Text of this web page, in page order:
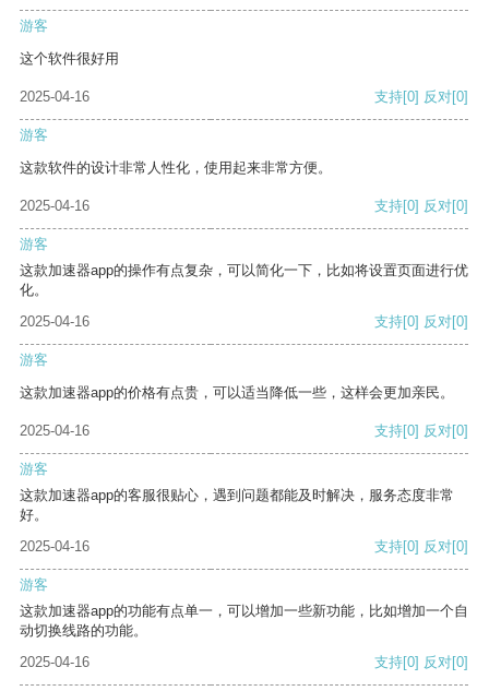
游客
这个软件很好用
2025-04-16 支持[0] 反对[0]
游客
这款软件的设计非常人性化，使用起来非常方便。
2025-04-16 支持[0] 反对[0]
游客
这款加速器app的操作有点复杂，可以简化一下，比如将设置页面进行优
化。
2025-04-16
支持[0] 反对[0]
游客
这款加速器app的价格有点贵，可以适当降低一些，这样会更加亲民。
2025-04-16 支持[0] 反对[0]
游客
这款加速器app的客服很贴心，遇到问题都能及时解决，服务态度非常
好。
2025-04-16
支持[0] 反对[0]
游客
这款加速器app的功能有点单一，可以增加一些新功能，比如增加一个自
动切换线路的功能。
2025-04-16
支持[0] 反对[0]